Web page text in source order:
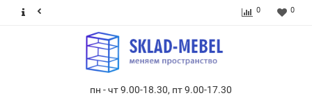
0 0
пн - чт 9.00-18.30, пт 9.00-17.30